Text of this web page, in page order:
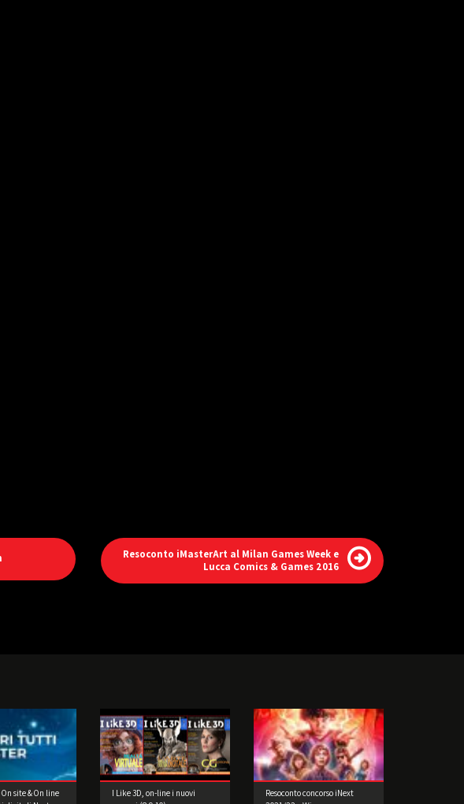
Resoconto iMasterArt al Milan Games Week e
Lucca Comics & Games 2016
site & On line
I Like 3D, on-line i nuovi
Resoconto concorso iNext